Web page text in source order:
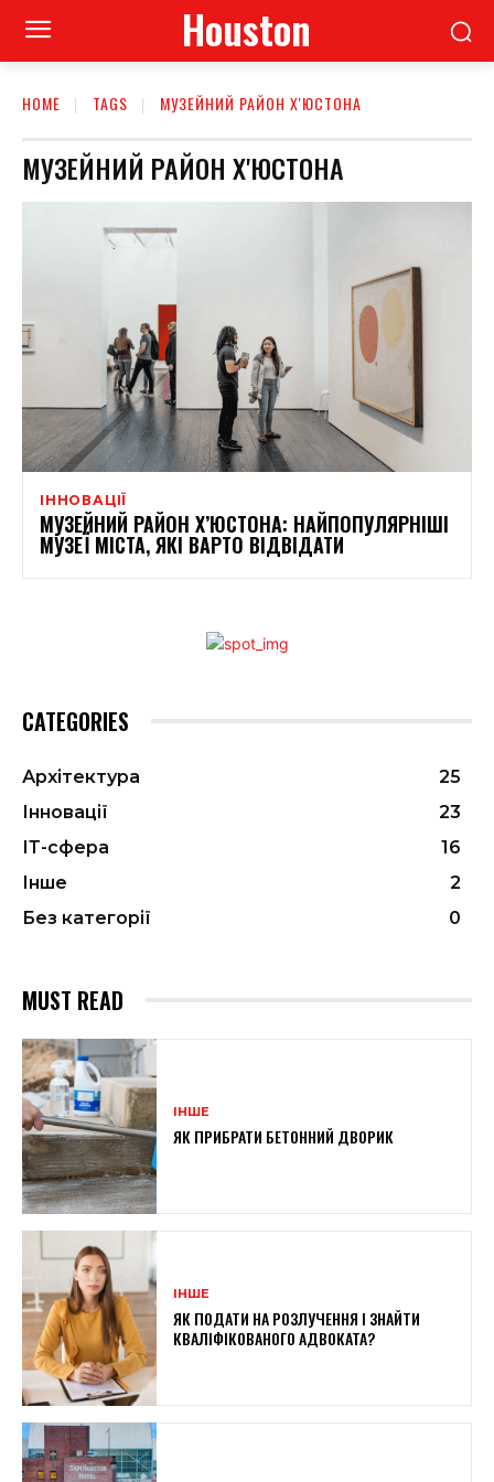
Houston
HOME TAGS МУЗЕЙНИЙ РАЙОН Х'ЮСТОНА
МУЗЕЙНИЙ РАЙОН Х'ЮСТОНА
ІННОВАЦІЇ
МУЗЕЙНИЙ РАЙОН Х’ЮСТОНА: НАЙПОПУЛЯРНІШІ
МУЗЕЇ МІСТА, ЯКІ ВАРТО ВІДВІДАТИ
CATEGORIES
Архітектура
25
Інновації
23
ІТ-сфера
16
Інше
2
Без категорії
0
MUST READ
ІНШЕ
ЯК ПРИБРАТИ БЕТОННИЙ ДВОРИК
ІНШЕ
ЯК ПОДАТИ НА РОЗЛУЧЕННЯ І ЗНАЙТИ
КВАЛІФІКОВАНОГО АДВОКАТА?